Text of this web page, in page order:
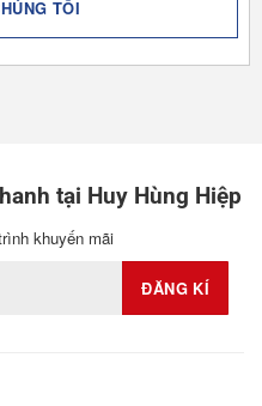
TÔI
tại Huy Hùng Hiệp
khuyến mãi